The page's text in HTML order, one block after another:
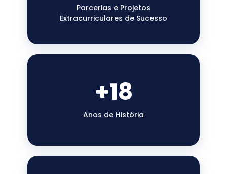
Parcerias e Projetos
Extracurriculares de Sucesso
+18
Anos de História